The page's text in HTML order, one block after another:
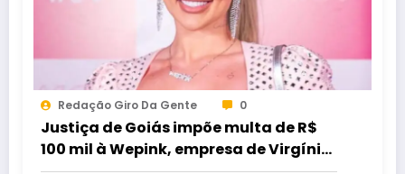
Redação Giro Da Gente 0
Justiça de Goiás impõe multa de R$
100 mil à Wepink, empresa de Virgínia